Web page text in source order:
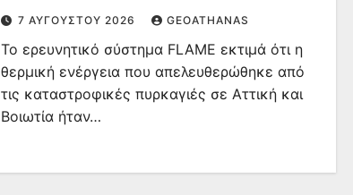
7 ΑΥΓΟΎΣΤΟΥ 2026 GEOATHANAS
Το ερευνητικό σύστημα FLAME εκτιμά ότι η
θερμική ενέργεια που απελευθερώθηκε από
τις καταστροφικές πυρκαγιές σε Αττική και
Βοιωτία ήταν…